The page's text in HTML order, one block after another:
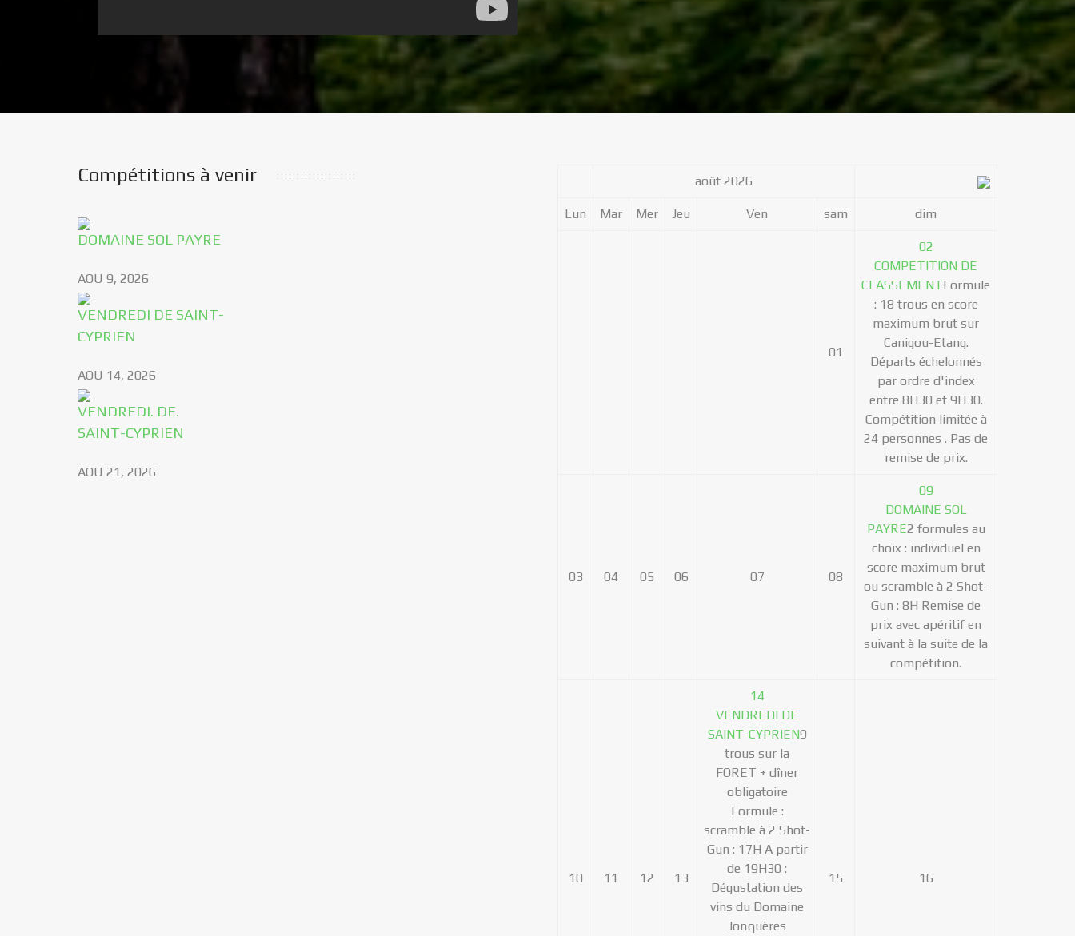
Compétitions à venir
DOMAINE SOL PAYRE
AOU 9, 2026
VENDREDI DE SAINT-
CYPRIEN
AOU 14, 2026
VENDREDI. DE.
SAINT-CYPRIEN
AOU 21, 2026
août 2026
Lun Mar Mer Jeu Ven sam dim
01
02
COMPETITION DE
CLASSEMENTFormule
: 18 trous en score
maximum brut sur
Canigou-Etang.
Départs échelonnés
par ordre d'index
entre 8H30 et 9H30.
Compétition limitée à
24 personnes . Pas de
remise de prix.
03 04 05 06 07 08
09
DOMAINE SOL
PAYRE2 formules au
choix : individuel en
score maximum brut
ou scramble à 2 Shot-
Gun : 8H Remise de
prix avec apéritif en
suivant à la suite de la
compétition.
10 11 12 13
14
VENDREDI DE
SAINT-CYPRIEN9
trous sur la
FORET + dîner
obligatoire
Formule :
scramble à 2 Shot-
Gun : 17H A partir
de 19H30 :
Dégustation des
vins du Domaine
Jonquères
15 16